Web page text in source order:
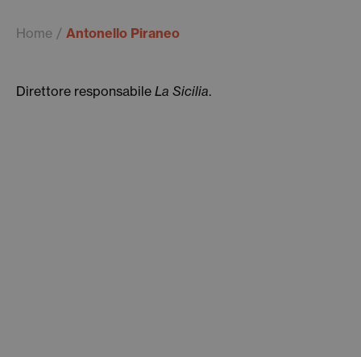
Home Antonello Piraneo
Direttore responsabile La Sicilia.